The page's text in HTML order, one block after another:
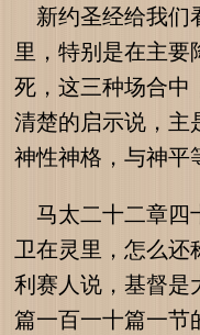
新约圣经给我们
里，特别是在主要
死，这三种场合中
清楚的启示说，主
神性神格，与神平
马太二十二章四
卫在灵里，怎么还
利赛人说，基督是
篇一百一十篇一节